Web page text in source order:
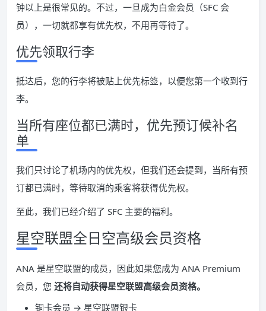
钟以上是很常见的。不过，一旦成为白金会员（SFC 会
员），一切就都享有优先权，不用再等待了。
优先领取行李
抵达后，您的行李将被贴上优先标签，以便您第一个收到行
李。
当所有座位都已满时，优先预订候补名
单
我们只讨论了机场内的优先权，但我们还会提到，当所有预
订都已满时，等待取消的乘客将获得优先权。
至此，我们已经介绍了 SFC 主要的福利。
星空联盟全日空高级会员资格
ANA 是星空联盟的成员，因此如果您成为 ANA Premium
会员，您 还将自动获得星空联盟高级会员资格。
铜卡会员 → 星空联盟银卡